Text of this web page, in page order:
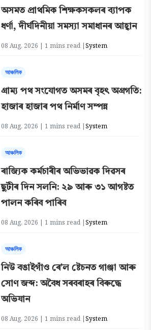
অসমত প্ৰাথমিক শিক্ষকসকলৰ ব্যাপক
ধৰ্ণা, দীৰ্ঘদিনীয়া সমস্যা সমাধানৰ আহ্বান
08 Aug, 2026 | 1 mins read |System
আঞ্চলিক
গ্ৰাম্য পথ সংযোগত অসমৰ বৃহৎ অগ্ৰগতি:
হাজাৰ হাজাৰ পথ নিৰ্মাণ সম্পন্ন
08 Aug, 2026 | 1 mins read |System
আঞ্চলিক
ৰাজ্যিক কৰ্মচাৰীৰ অভিভাৱক দিৱসৰ
ছুটীৰ দিন সলনি: ২৯ আৰু ৩১ আগষ্টত
পালন কৰিব পাৰিব
08 Aug, 2026 | 1 mins read |System
আঞ্চলিক
নিউ বঙাইগাঁও ৰে’ল ষ্টেচনত গাঞ্জা আৰু
সোণ জব্দ: অবৈধ সৰবৰাহৰ বিৰুদ্ধে
অভিযান
08 Aug, 2026 | 1 mins read |System